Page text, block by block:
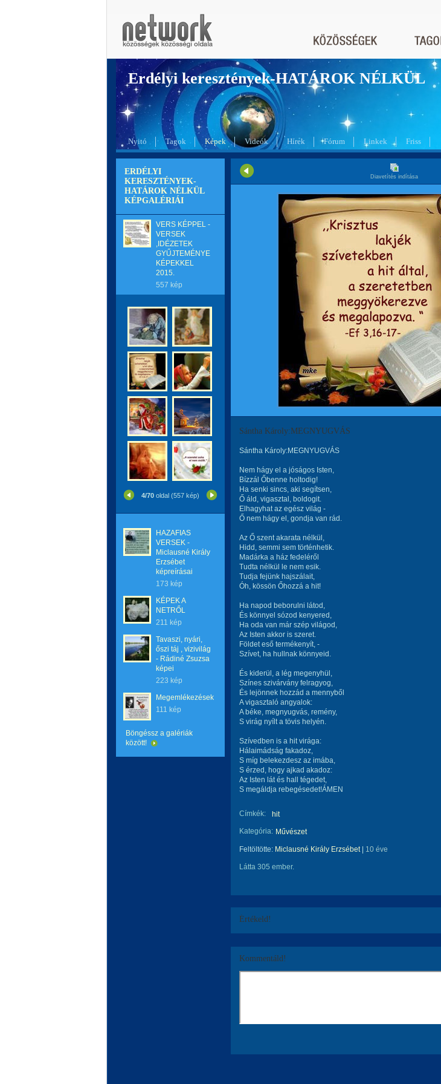
Erdélyi keresztények-HATÁROK NÉLKÜL
Nyitó Tagok Képek Videók Hírek Fórum Linkek Friss
ERDÉLYI
KERESZTÉNYEK-
HATÁROK NÉLKÜL
KÉPGALÉRIÁI
VERS KÉPPEL -
VERSEK
,IDÉZETEK
GYŰJTEMÉNYE
KÉPEKKEL
2015.
557 kép
4/70 oldal (557 kép)
HAZAFIAS
VERSEK -
Miclausné Király
Erzsébet
képreírásai
173 kép
KÉPEK A
NETRŐL
211 kép
Tavaszi, nyári,
őszi táj , vizivilág
- Rádiné Zsuzsa
képei
223 kép
Megemlékezések
111 kép
Böngéssz a galériák
között!
Diavetítés indítása
Sántha Károly:MEGNYUGVÁS
Sántha Károly:MEGNYUGVÁS
Nem hágy el a jóságos Isten,
Bízzál Őbenne holtodig!
Ha senki sincs, aki segítsen,
Ő áld, vigasztal, boldogit.
Elhagyhat az egész világ -
Ő nem hágy el, gondja van rád.
Az Ő szent akarata nélkül,
Hidd, semmi sem történhetik.
Madárka a ház fedeléről
Tudta nélkül le nem esik.
Tudja fejünk hajszálait,
Óh, kössön Őhozzá a hit!
Ha napod beborulni látod,
És könnyel sózod kenyered,
Ha oda van már szép világod,
Az Isten akkor is szeret.
Földet eső termékenyít, -
Szívet, ha hullnak könnyeid.
És kiderül, a lég megenyhül,
Színes szivárvány felragyog,
És lejönnek hozzád a mennyből
A vigasztaló angyalok:
A béke, megnyugvás, remény,
S virág nyílt a tövis helyén.
Szívedben is a hit virága:
Hálaimádság fakadoz,
S míg belekezdesz az imába,
S érzed, hogy ajkad akadoz:
Az Isten lát és hall tégedet,
S megáldja rebegésedet!ÁMEN
Címkék:
hit
Kategória: Művészet
Feltöltötte: Miclausné Király Erzsébet| 10 éve
Látta 305 ember.
Értékeld!
Kommentáld!